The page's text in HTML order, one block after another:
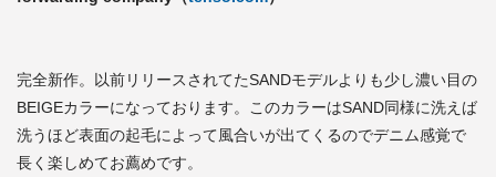
完全新作。以前リリースされてたSANDモデルよりも少し濃い目の
BEIGEカラーになっております。このカラーはSAND同様に洗えば
洗うほど表面の起毛によって風合いが出てくるのでデニム感覚で
長く楽しめてお薦めです。